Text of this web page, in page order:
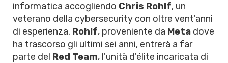
informatica accogliendo Chris Rohlf, un
veterano della cybersecurity con oltre vent'anni
di esperienza. Rohlf, proveniente da Meta dove
ha trascorso gli ultimi sei anni, entrerà a far
parte del Red Team, l'unità d'élite incaricata di